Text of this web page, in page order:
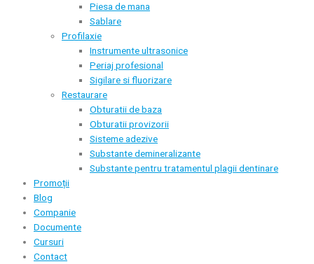
Piesa de mana
Sablare
Profilaxie
Instrumente ultrasonice
Periaj profesional
Sigilare si fluorizare
Restaurare
Obturatii de baza
Obturatii provizorii
Sisteme adezive
Substante demineralizante
Substante pentru tratamentul plagii dentinare
Promoții
Blog
Companie
Documente
Cursuri
Contact